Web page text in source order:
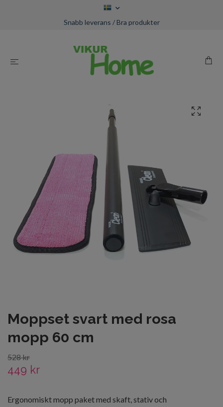
Snabb leverans / Bra produkter
Moppset svart med rosa
mopp 60 cm
528 kr
449 kr
Ergonomiskt mopp paket med skaft, stativ och